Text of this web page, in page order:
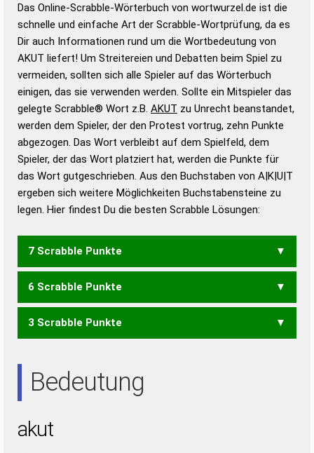
Wortwurzel liefert mit Hilfe eines semantischen
Wortanalyse-Algorithmus gute Anhaltspunkte zu
Wortbedeutung, Worttrennung und Wortform, um die
Gültigkeit eines Wortes für das Scrabble-Spiel zu
bestimmen!
zugelassene Turnier Scrabble-
Wörterbücher sind:
Duden – Standardwerk in 12 Bänden
Duden – Richtiges und gutes
Deutsch
Duden – Die deutsche Grammatik
Duden – Deutsches
Universalwörterbuch
Das Online-Scrabble-Wörterbuch von wortwurzel.de ist die
schnelle und einfache Art der Scrabble-Wortprüfung, da es
Dir auch Informationen rund um die Wortbedeutung von
AKUT liefert! Um Streitereien und Debatten beim Spiel zu
vermeiden, sollten sich alle Spieler auf das Wörterbuch
einigen, das sie verwenden werden. Sollte ein Mitspieler das
gelegte Scrabble® Wort z.B. AKUT zu Unrecht beanstandet,
werden dem Spieler, der den Protest vortrug, zehn Punkte
abgezogen. Das Wort verbleibt auf dem Spielfeld, dem
Spieler, der das Wort platziert hat, werden die Punkte für
das Wort gutgeschrieben. Aus den Buchstaben von A|K|U|T
ergeben sich weitere Möglichkeiten Buchstabensteine zu
legen. Hier findest Du die besten Scrabble Lösungen:
7 Scrabble Punkte
KAUT
6 Scrabble Punkte
AKT KAT KAU
3 Scrabble Punkte
Bedeutung
akut